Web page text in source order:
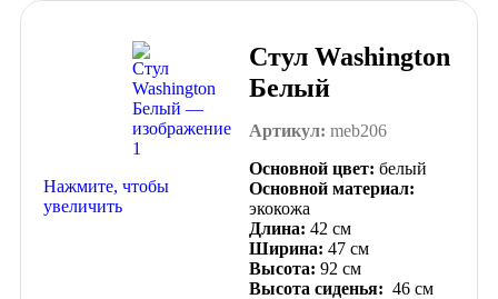
Нажмите, чтобы
увеличить
Стул Washington
Белый
Артикул: meb206
Основной цвет: белый
Основной материал:
экокожа
Длина: 42 см
Ширина: 47 см
Высота: 92 см
Высота сиденья: 46 см